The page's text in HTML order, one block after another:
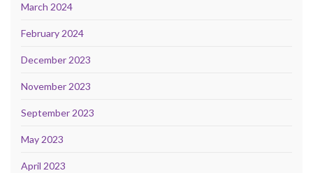
March 2024
February 2024
December 2023
November 2023
September 2023
May 2023
April 2023